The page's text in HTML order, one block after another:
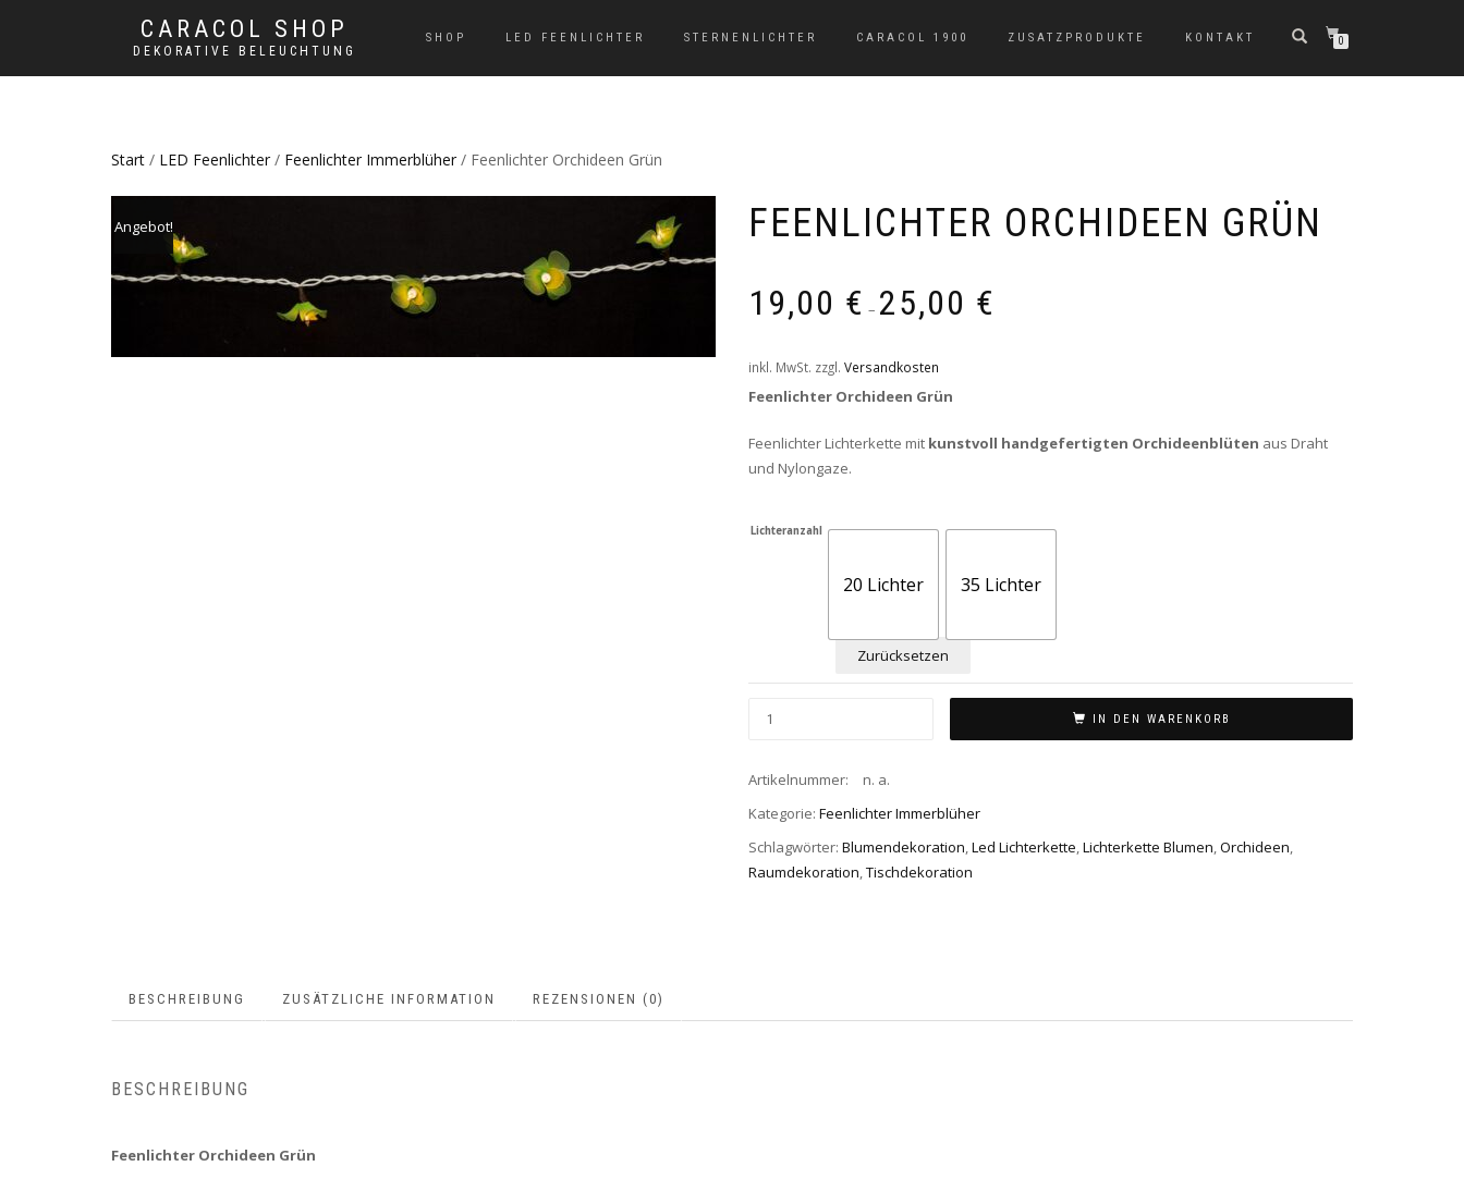
CARACOL SHOP
DEKORATIVE BELEUCHTUNG
SHOP LED FEENLICHTER STERNENLICHTER CARACOL 1900 ZUSATZPRODUKTE KONTAKT 0
Start / LED Feenlichter / Feenlichter Immerblüher / Feenlichter Orchideen Grün
Angebot! FEENLICHTER ORCHIDEEN GRÜN
19,00 € – 25,00 €
inkl. MwSt. zzgl. Versandkosten
Feenlichter Orchideen Grün
Feenlichter Lichterkette mit kunstvoll handgefertigten Orchideenblüten aus Draht
und Nylongaze.
Lichteranzahl
20 Lichter 35 Lichter
Zurücksetzen
IN DEN WARENKORB
Artikelnummer:
n. a.
Kategorie: Feenlichter Immerblüher
Schlagwörter: Blumendekoration,Led Lichterkette,Lichterkette Blumen,Orchideen,
Raumdekoration,Tischdekoration
BESCHREIBUNG ZUSÄTZLICHE INFORMATION REZENSIONEN (0)
BESCHREIBUNG
Feenlichter Orchideen Grün